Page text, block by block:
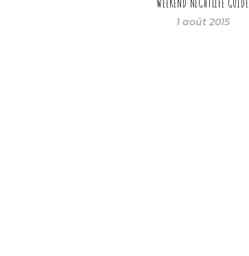
WEEKEND NIGHTLIFE GUIDE
1 août 2015